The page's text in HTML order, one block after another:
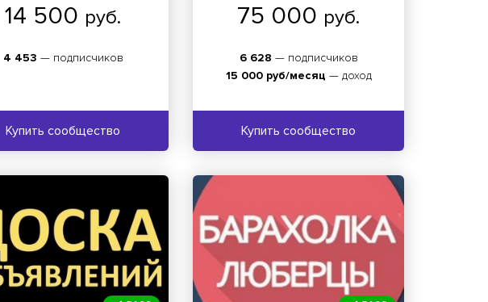
14 500 руб.
4 453 — подписчиков
Купить сообщество
75 000 руб.
6 628 — подписчиков
15 000 руб/месяц — доход
Купить сообщество